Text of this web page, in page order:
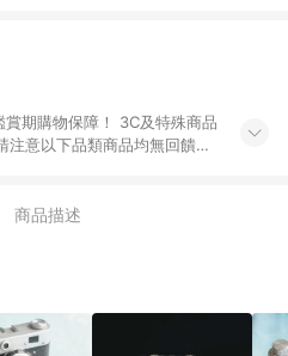
期購物保障！ 3C及特殊商品
[2024/6/1起適用] -內接硬
- 購物中心商店之商品：商
/超贈點/福利金/紅利折抵/折
批發轉賣不具回饋資格： 如
商品描述